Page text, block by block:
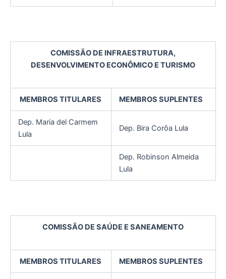
COMISSÃO DE INFRAESTRUTURA,
DESENVOLVIMENTO ECONÔMICO E TURISMO
MEMBROS TITULARES MEMBROS SUPLENTES
Dep. Maria del Carmem
Lula
Dep. Bira Corôa Lula
Dep. Robinson Almeida
Lula
COMISSÃO DE SAÚDE E SANEAMENTO
MEMBROS TITULARES MEMBROS SUPLENTES